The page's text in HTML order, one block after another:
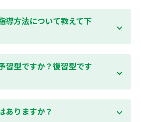
せ）はこちら
とりの学校進度やテスト範囲にあわ
ますので、定期テスト対策に繋がり
テスト直前に自分の予定にあわせ
業の追加ができます。 受講中の科目
普段忙しくてなかなか手が回らない
に集中して対策できると好評です。
導方法について教えて下
一」と自負する研修制度を受け、知
した先生が、一人ひとりの能力、個
指導いたします。先生とお子様の相
めに、相性が合わなければ先生変更
習型ですか？復習型です
習以外では森塾の授業は学校で習っ
「復習型授業」ではなく、塾で習っ
ありますか？